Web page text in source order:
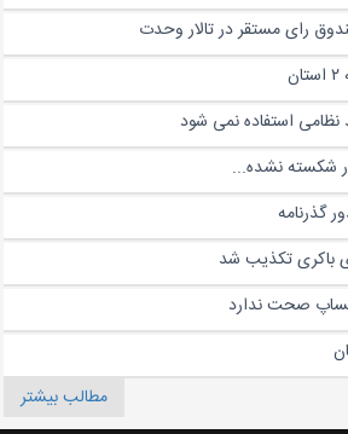
رای مستقر در تالار وحدت
استفاده نمی شود
نشده...
تکذیب شد
صحت ندارد
مطالب بیشتر